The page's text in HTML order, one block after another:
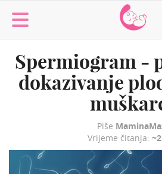
Spermiogram -
dokazivanje
Piše
Vrijeme čitanja: